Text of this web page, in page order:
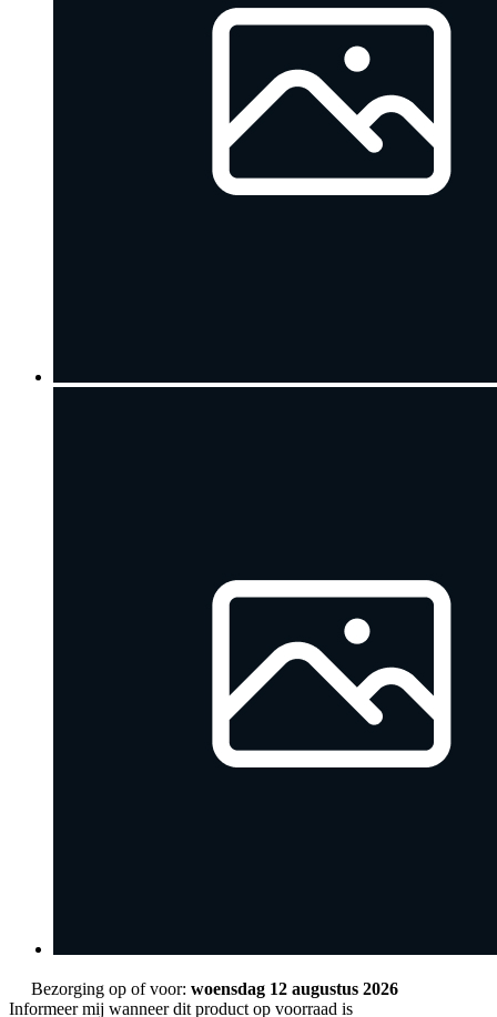
Bezorging op of voor: woensdag 12 augustus 2026
Informeer mij wanneer dit product op voorraad is